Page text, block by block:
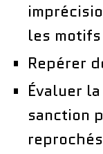
les
Repérer
Évaluer
sanction
reprochés